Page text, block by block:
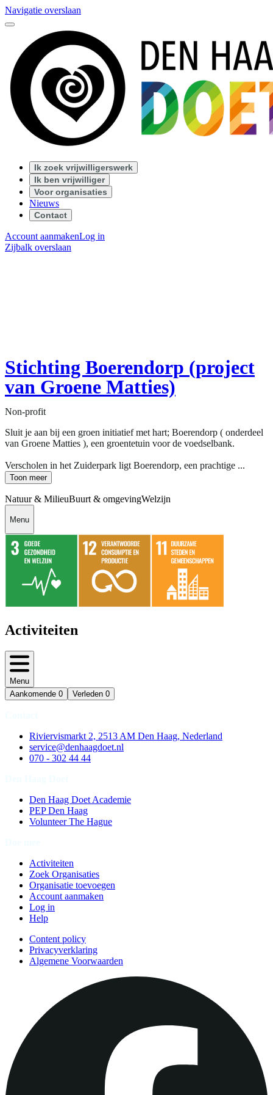
Navigatie overslaan
Ik zoek vrijwilligerswerk
Ik ben vrijwilliger
Voor organisaties
Nieuws
Contact
Account aanmakenLog in
Zijbalk overslaan
Stichting Boerendorp (project
van Groene Matties)
Non-profit
Sluit je aan bij een groen initiatief met hart; Boerendorp ( onderdeel
van Groene Matties ), een groentetuin voor de voedselbank.
Verscholen in het Zuiderpark ligt Boerendorp, een prachtige ...
Toon meer
Natuur & MilieuBuurt & omgevingWelzijn
Menu
Activiteiten
Menu
Aankomende 0 Verleden 0
Riviervismarkt 2, 2513 AM Den Haag, Nederland
service@denhaagdoet.nl
070 - 302 44 44
Den Haag Doet Academie
PEP Den Haag
Volunteer The Hague
Activiteiten
Zoek Organisaties
Organisatie toevoegen
Account aanmaken
Log in
Help
Content policy
Privacyverklaring
Algemene Voorwaarden